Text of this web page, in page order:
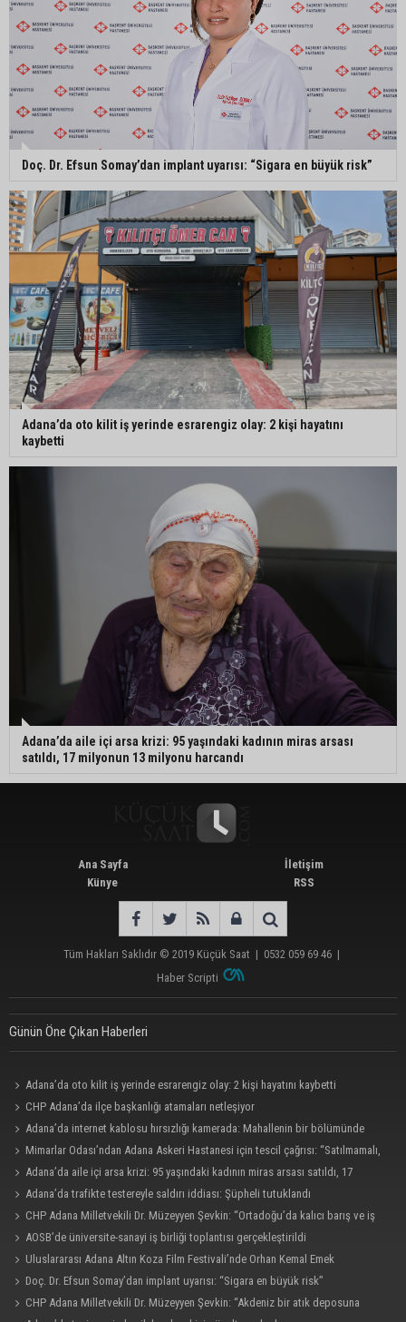
Doç. Dr. Efsun Somay’dan implant uyarısı: “Sigara en büyük risk”
Adana’da oto kilit iş yerinde esrarengiz olay: 2 kişi hayatını
kaybetti
Adana’da aile içi arsa krizi: 95 yaşındaki kadının miras arsası
satıldı, 17 milyonun 13 milyonu harcandı
Ana Sayfa
Künye
İletişim
RSS
Tüm Hakları Saklıdır © 2019 Küçük Saat | 0532 059 69 46 |
Haber Scripti
Günün Öne Çıkan Haberleri
Adana’da oto kilit iş yerinde esrarengiz olay: 2 kişi hayatını kaybetti
CHP Adana’da ilçe başkanlığı atamaları netleşiyor
Adana’da internet kablosu hırsızlığı kamerada: Mahallenin bir bölümünde
internet erişimi kesildi
Mimarlar Odası’ndan Adana Askeri Hastanesi için tescil çağrısı: “Satılmamalı,
amaç dışı kullanılmamalı”
Adana’da aile içi arsa krizi: 95 yaşındaki kadının miras arsası satıldı, 17
milyonun 13 milyonu harcandı
Adana’da trafikte testereyle saldırı iddiası: Şüpheli tutuklandı
CHP Adana Milletvekili Dr. Müzeyyen Şevkin: “Ortadoğu’da kalıcı barış ve iş
birliği sağlanmalı”
AOSB’de üniversite-sanayi iş birliği toplantısı gerçekleştirildi
Uluslararası Adana Altın Koza Film Festivali’nde Orhan Kemal Emek
Ödülleri’nin sahipleri belli oldu
Doç. Dr. Efsun Somay’dan implant uyarısı: “Sigara en büyük risk”
CHP Adana Milletvekili Dr. Müzeyyen Şevkin: “Akdeniz bir atık deposuna